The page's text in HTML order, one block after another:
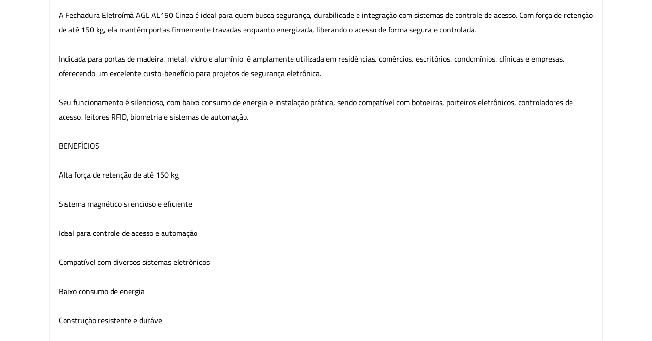
A Fechadura Eletroímã AGL AL150 Cinza é ideal para quem busca segurança, durabilidade e integração com sistemas de controle de acesso. Com força de retenção
de até 150 kg, ela mantém portas firmemente travadas enquanto energizada, liberando o acesso de forma segura e controlada.
Indicada para portas de madeira, metal, vidro e alumínio, é amplamente utilizada em residências, comércios, escritórios, condomínios, clínicas e empresas,
oferecendo um excelente custo-benefício para projetos de segurança eletrônica.
Seu funcionamento é silencioso, com baixo consumo de energia e instalação prática, sendo compatível com botoeiras, porteiros eletrônicos, controladores de
acesso, leitores RFID, biometria e sistemas de automação.
BENEFÍCIOS
Alta força de retenção de até 150 kg
Sistema magnético silencioso e eficiente
Ideal para controle de acesso e automação
Compatível com diversos sistemas eletrônicos
Baixo consumo de energia
Construção resistente e durável